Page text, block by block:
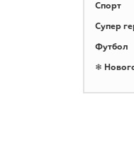
Спорт
Супер
Футбол
❄